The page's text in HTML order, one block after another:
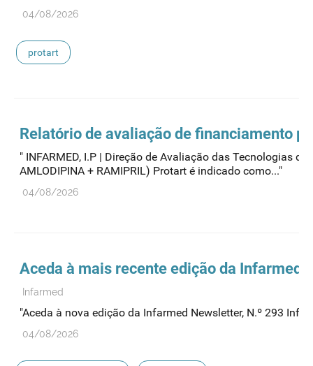
04/08/2026
protart
Relatório de avaliação de financiamento
" INFARMED, I.P | Direção de Avaliação das Tecnologias de
AMLODIPINA + RAMIPRIL) Protart é indicado como..."
04/08/2026
Aceda à mais recente edição da Infarmed
Infarmed
"Aceda à nova edição da Infarmed Newsletter, N.º 293
04/08/2026